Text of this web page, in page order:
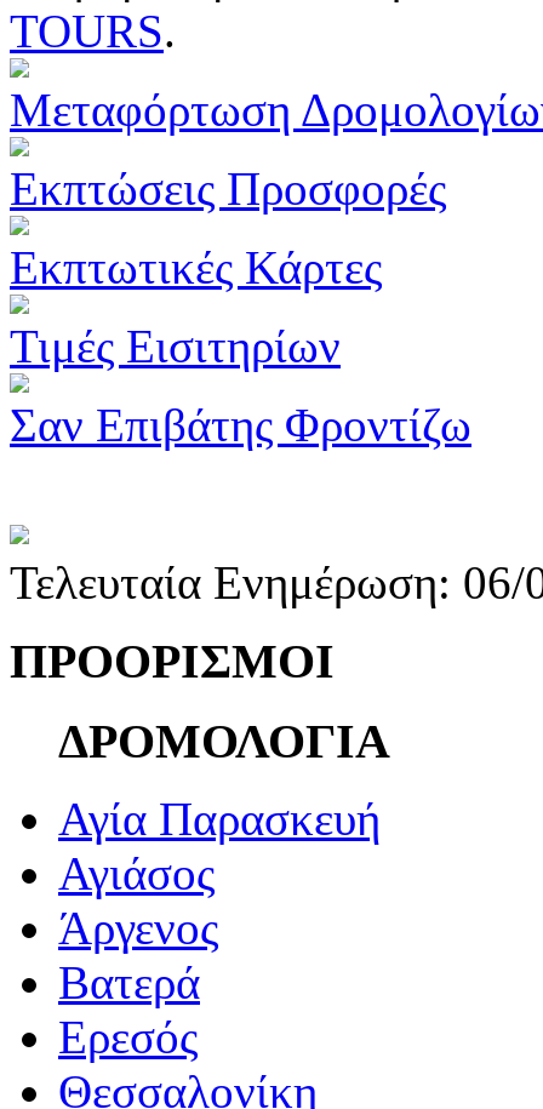
TOURS.
Μεταφόρτωση
Εκπτώσεις Προσφορές
Εκπτωτικές Κάρτες
Τιμές Εισιτηρίων
Σαν Επιβάτης Φροντίζω
Τελευταία Ενημέρωση:
ΠΡΟΟΡΙΣΜΟΙ
ΔΡΟΜΟΛΟΓΙΑ
Αγία Παρασκευή
Αγιάσος
Άργενος
Βατερά
Ερεσός
Θεσσαλονίκη